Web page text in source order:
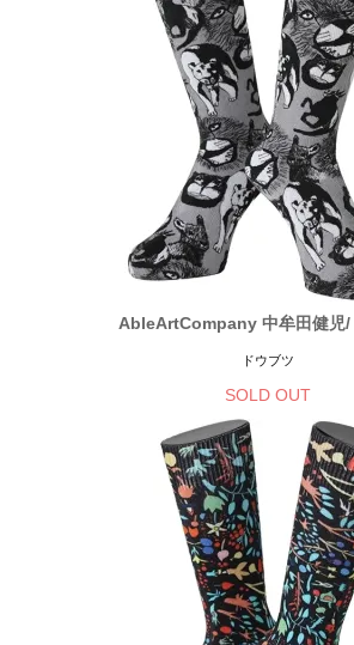
AbleArtCompany 中牟田健児/
ドウブツ
SOLD OUT